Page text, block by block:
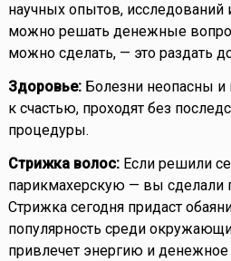
научных опытов, исследований
можно решать денежные
можно сделать, — это раздать
Здоровье:Болезни неопасны и
к счастью, проходят без
процедуры.
Стрижка волос:Если решили
парикмахерскую — вы сделали
Стрижка сегодня придаст
популярность среди
привлечет энергию и денежное